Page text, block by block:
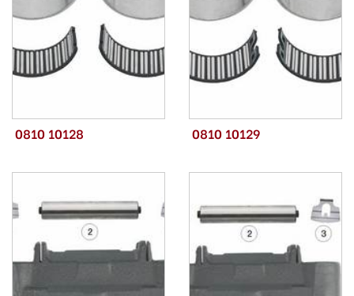
0810 10128 0810 10129